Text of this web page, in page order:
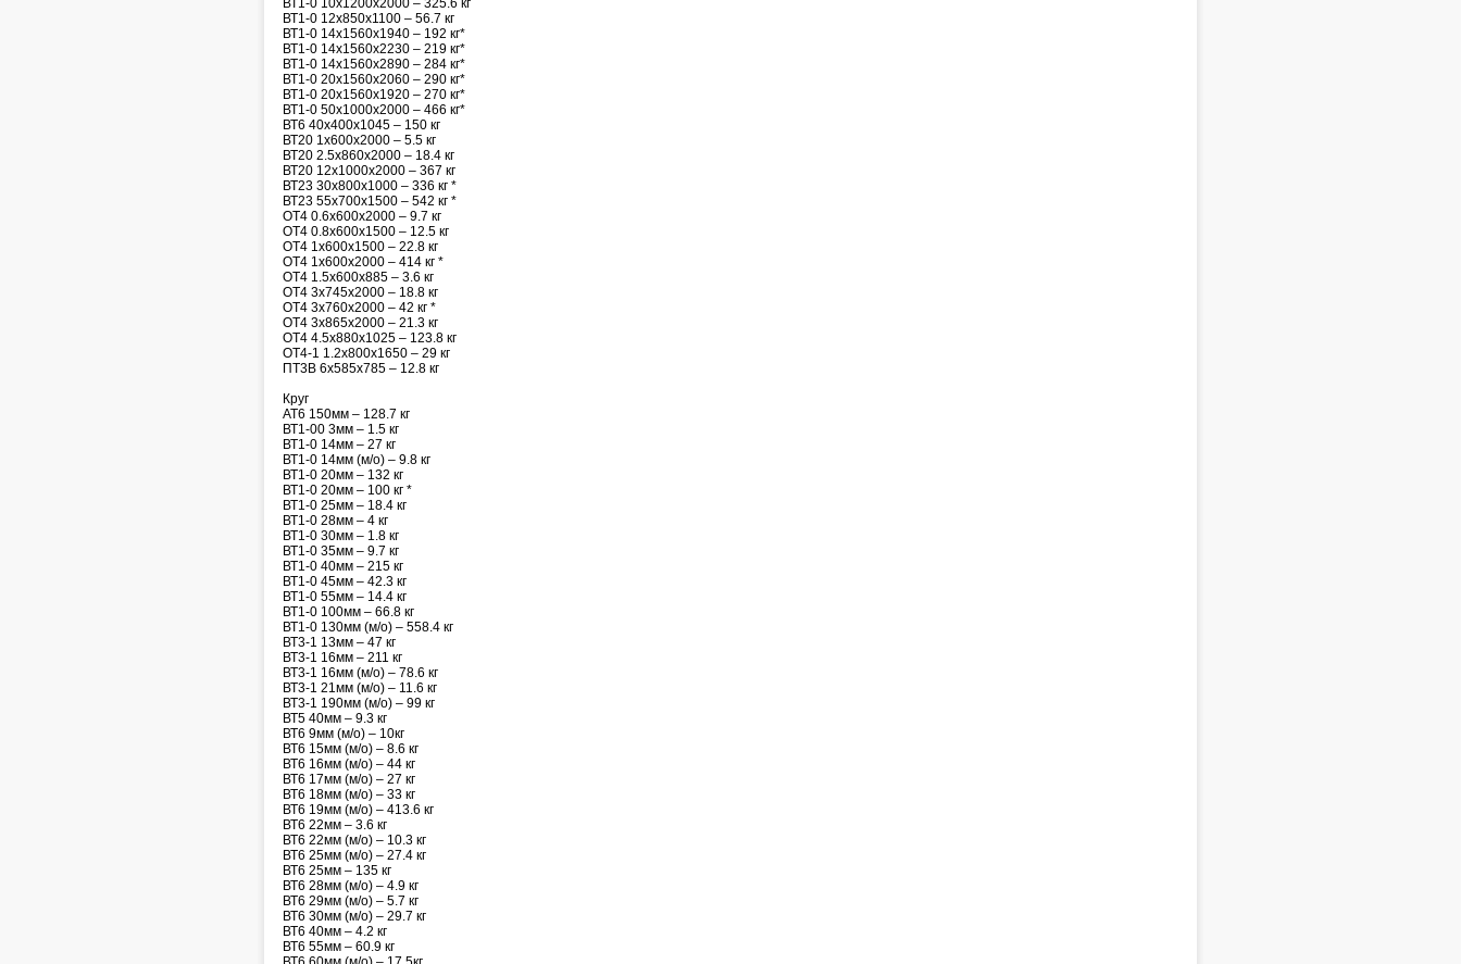
ВТ1-0 12х850х1100 – 56.7 кг
ВТ1-0 14х1560х1940 – 192 кг*
ВТ1-0 14х1560х2230 – 219 кг*
ВТ1-0 14х1560х2890 – 284 кг*
ВТ1-0 20х1560х2060 – 290 кг*
ВТ1-0 20х1560х1920 – 270 кг*
ВТ1-0 50х1000х2000 – 466 кг*
ВТ6 40х400х1045 – 150 кг
ВТ20 1х600х2000 – 5.5 кг
ВТ20 2.5х860х2000 – 18.4 кг
ВТ20 12х1000х2000 – 367 кг
ВТ23 30х800х1000 – 336 кг *
ВТ23 55х700х1500 – 542 кг *
ОТ4 0.6х600х2000 – 9.7 кг
ОТ4 0.8х600х1500 – 12.5 кг
ОТ4 1х600х1500 – 22.8 кг
ОТ4 1х600х2000 – 414 кг *
ОТ4 1.5х600х885 – 3.6 кг
ОТ4 3х745х2000 – 18.8 кг
ОТ4 3х760х2000 – 42 кг *
ОТ4 3х865х2000 – 21.3 кг
ОТ4 4.5х880х1025 – 123.8 кг
ОТ4-1 1.2х800х1650 – 29 кг
ПТ3В 6х585х785 – 12.8 кг
Круг
АТ6 150мм – 128.7 кг
ВТ1-00 3мм – 1.5 кг
ВТ1-0 14мм – 27 кг
ВТ1-0 14мм (м/о) – 9.8 кг
ВТ1-0 20мм – 132 кг
ВТ1-0 20мм – 100 кг *
ВТ1-0 25мм – 18.4 кг
ВТ1-0 28мм – 4 кг
ВТ1-0 30мм – 1.8 кг
ВТ1-0 35мм – 9.7 кг
ВТ1-0 40мм – 215 кг
ВТ1-0 45мм – 42.3 кг
ВТ1-0 55мм – 14.4 кг
ВТ1-0 100мм – 66.8 кг
ВТ1-0 130мм (м/о) – 558.4 кг
ВТ3-1 13мм – 47 кг
ВТ3-1 16мм – 211 кг
ВТ3-1 16мм (м/о) – 78.6 кг
ВТ3-1 21мм (м/о) – 11.6 кг
ВТ3-1 190мм (м/о) – 99 кг
ВТ5 40мм – 9.3 кг
ВТ6 9мм (м/о) – 10кг
ВТ6 15мм (м/о) – 8.6 кг
ВТ6 16мм (м/о) – 44 кг
ВТ6 17мм (м/о) – 27 кг
ВТ6 18мм (м/о) – 33 кг
ВТ6 19мм (м/о) – 413.6 кг
ВТ6 22мм – 3.6 кг
ВТ6 22мм (м/о) – 10.3 кг
ВТ6 25мм (м/о) – 27.4 кг
ВТ6 25мм – 135 кг
ВТ6 28мм (м/о) – 4.9 кг
ВТ6 29мм (м/о) – 5.7 кг
ВТ6 30мм (м/о) – 29.7 кг
ВТ6 40мм – 4.2 кг
ВТ6 55мм – 60.9 кг